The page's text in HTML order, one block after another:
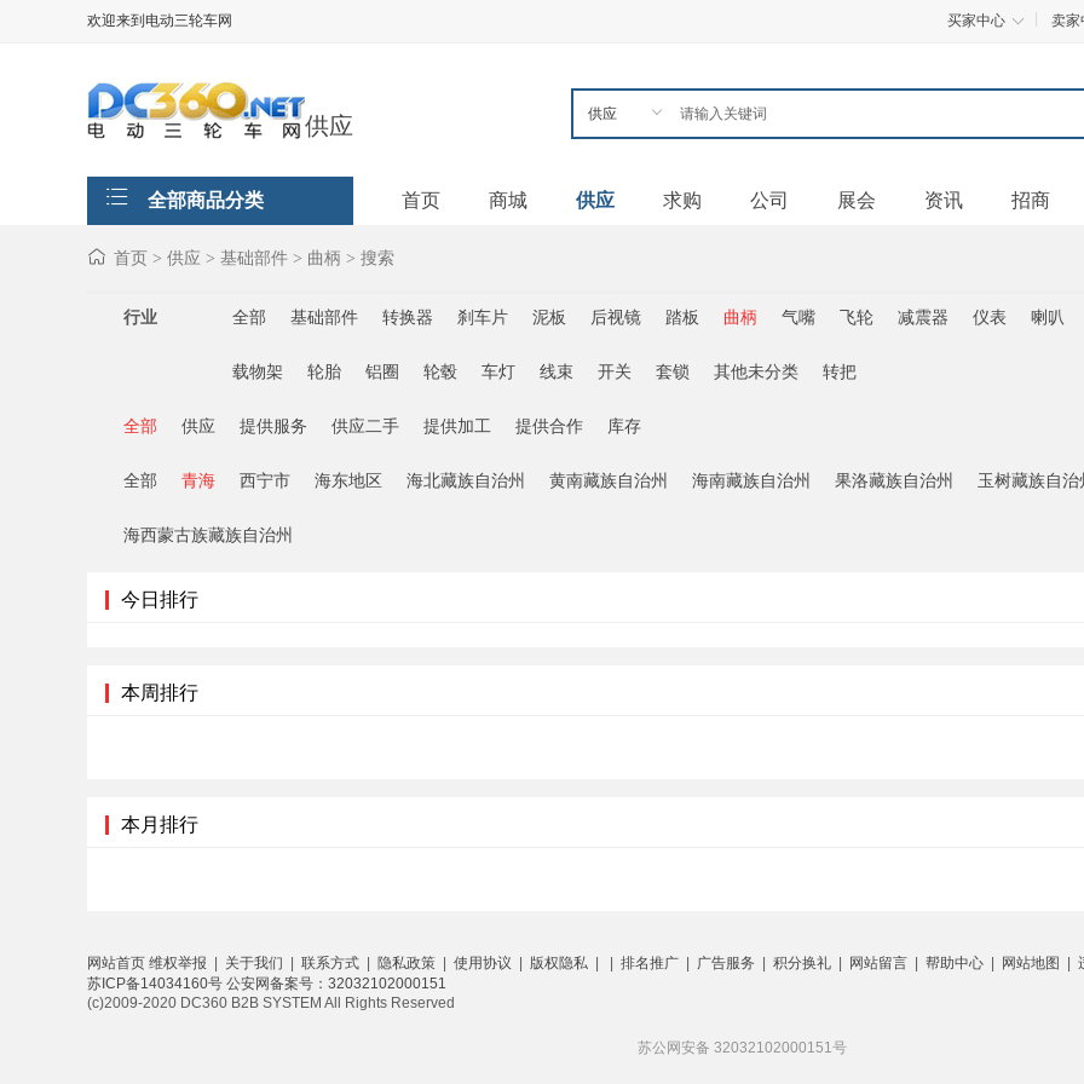
欢迎来到电动三轮车网 买家中心 卖家
供应
全部商品分类 首页 商城 供应 求购 公司 展会 资讯 招商
首页 > 供应 > 基础部件 > 曲柄 > 搜索
行业 全部 基础部件 转换器 刹车片 泥板 后视镜 踏板 曲柄 气嘴 飞轮 减震器 仪表 喇叭
载物架 轮胎 铝圈 轮毂 车灯 线束 开关 套锁 其他未分类 转把
全部 供应 提供服务 供应二手 提供加工 提供合作 库存
全部 青海 西宁市 海东地区 海北藏族自治州 黄南藏族自治州 海南藏族自治州 果洛藏族自治州 玉树藏族自治
海西蒙古族藏族自治州
今日排行
本周排行
本月排行
网站首页 维权举报 关于我们 联系方式 隐私政策 使用协议 版权隐私 排名推广 广告服务 积分换礼 网站留言 帮助中心 网站地图
苏ICP备14034160号 公安网备案号：32032102000151
(c)2009-2020 DC360 B2B SYSTEM All Rights Reserved
苏公网安备 32032102000151号